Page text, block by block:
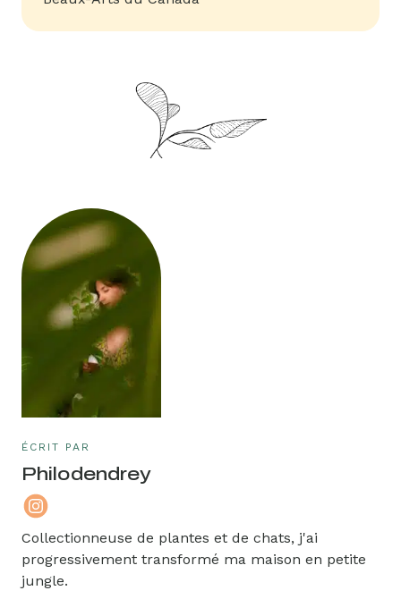
ÉCRIT PAR
Philodendrey
Collectionneuse de plantes et de chats, j'ai
progressivement transformé ma maison en petite
jungle.